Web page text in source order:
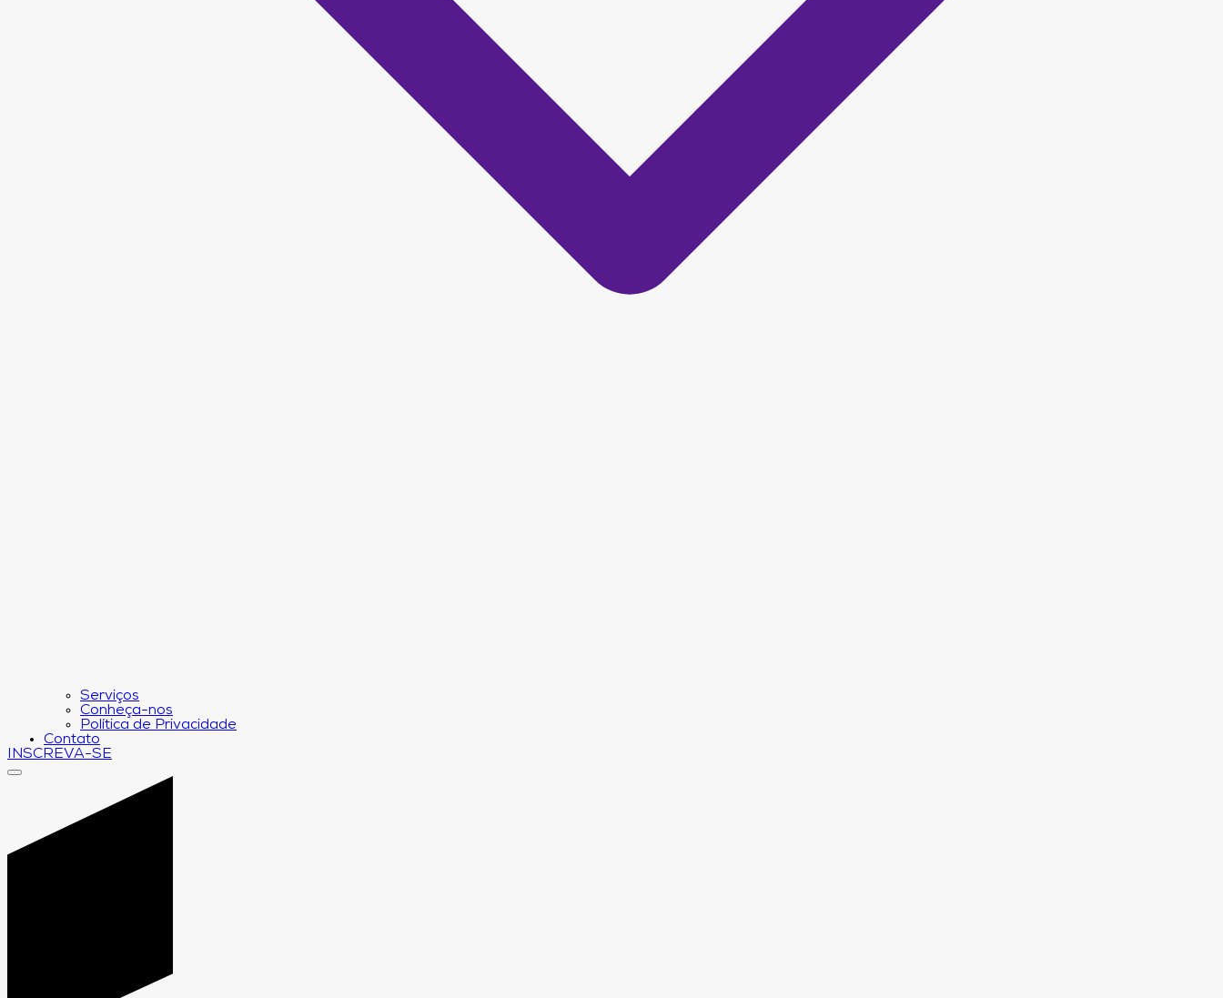
Serviços
Conheça-nos
Política de Privacidade
Contato
INSCREVA-SE